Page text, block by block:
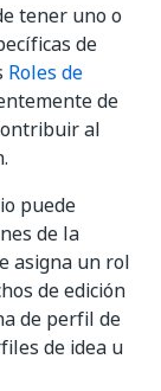
tener uno o
de
Roles de
de
al
puede
de la
asigna un rol
de edición
de perfil de
de idea u